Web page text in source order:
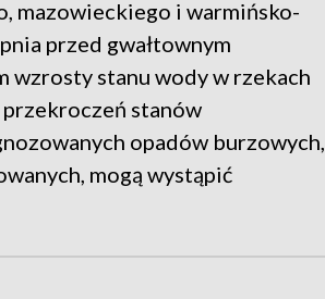
mazowieckiego i warmińsko-
przed gwałtownym
wzrosty stanu wody w rzekach
stanów
opadów burzowych,
mogą wystąpić